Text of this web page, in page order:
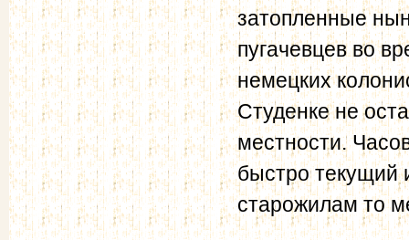
затопленные
пугачевцев во
немецких
Студенке не
местности.
быстро текущий
старожилам то